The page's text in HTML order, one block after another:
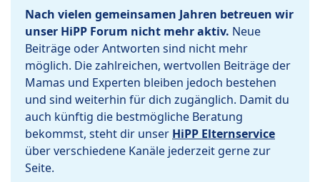
Nach vielen gemeinsamen Jahren betreuen wir
unser HiPP Forum nicht mehr aktiv. Neue
Beiträge oder Antworten sind nicht mehr
möglich. Die zahlreichen, wertvollen Beiträge der
Mamas und Experten bleiben jedoch bestehen
und sind weiterhin für dich zugänglich. Damit du
auch künftig die bestmögliche Beratung
bekommst, steht dir unser HiPP Elternservice
über verschiedene Kanäle jederzeit gerne zur
Seite.